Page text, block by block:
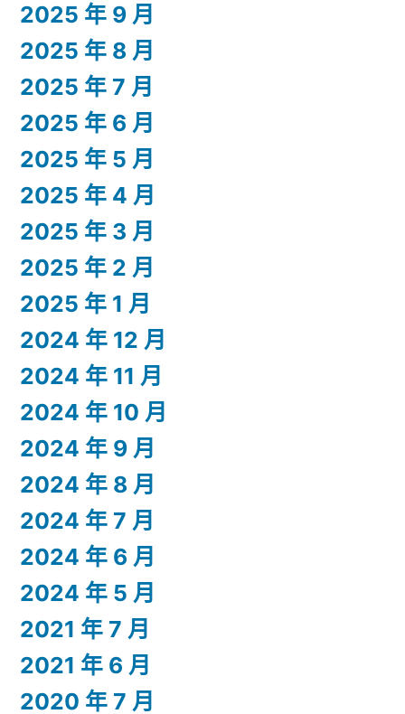
2025 年 9 月
2025 年 8 月
2025 年 7 月
2025 年 6 月
2025 年 5 月
2025 年 4 月
2025 年 3 月
2025 年 2 月
2025 年 1 月
2024 年 12 月
2024 年 11 月
2024 年 10 月
2024 年 9 月
2024 年 8 月
2024 年 7 月
2024 年 6 月
2024 年 5 月
2021 年 7 月
2021 年 6 月
2020 年 7 月